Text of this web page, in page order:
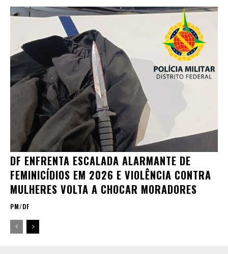
DF ENFRENTA ESCALADA ALARMANTE DE
FEMINICÍDIOS EM 2026 E VIOLÊNCIA CONTRA
MULHERES VOLTA A CHOCAR MORADORES
PM/DF